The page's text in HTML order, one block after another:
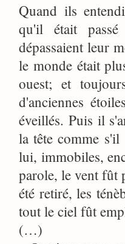
Quand ils
qu'il était
dépassaient leur
le monde était
ouest; et
d'anciennes
éveillés. Puis il
la tête comme s'il
lui, immobiles,
parole, le vent fût
été retiré, les
tout le ciel fût
(…)